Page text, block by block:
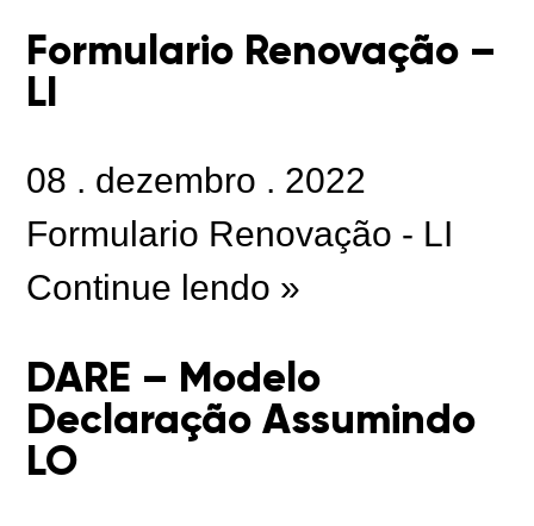
Formulario Renovação –
LI
08 . dezembro . 2022
Formulario Renovação - LI
Continue lendo »
DARE – Modelo
Declaração Assumindo
LO